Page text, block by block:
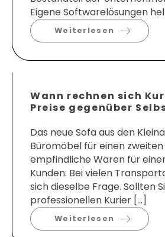
Eigene Softwarelösungen
Weiterlesen
Wann rechnen sich
Preise gegenüber
Das neue Sofa aus den
Büromöbel für einen
empfindliche Waren für
Kunden: Bei vielen
sich dieselbe Frage. Sollten
professionellen Kurier […]
Weiterlesen